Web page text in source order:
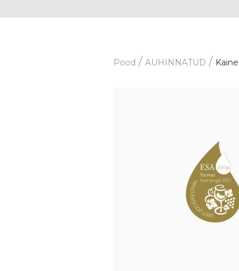
Pood / AUHINNATUD /